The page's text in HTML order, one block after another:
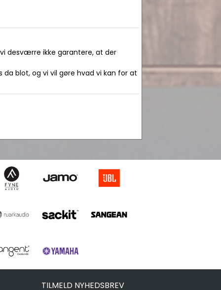
desværre ikke garantere, at der
blot, og vi vil gøre hvad vi kan for at
TILMELD NYHEDSBREV